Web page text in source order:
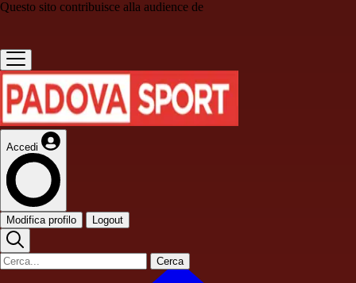
Questo sito contribuisce alla audience de
Accedi
Modifica profilo Logout
Cerca